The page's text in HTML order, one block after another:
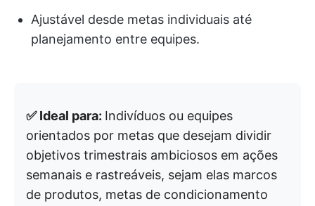
Ajustável desde metas individuais até
planejamento entre equipes.
✅ Ideal para: Indivíduos ou equipes
orientados por metas que desejam dividir
objetivos trimestrais ambiciosos em ações
semanais e rastreáveis, sejam elas marcos
de produtos, metas de condicionamento